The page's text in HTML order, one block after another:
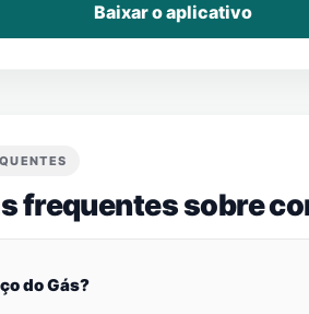
Baixar o aplicativo
frequentes sobre
do Gás?